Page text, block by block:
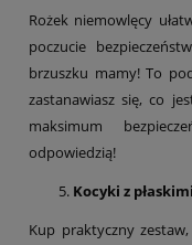
Rożek niemowlęcy
poczucie
brzuszku mamy! To
zastanawiasz się, co
maksimum
odpowiedzią!
Kocyki z
Kup praktyczny